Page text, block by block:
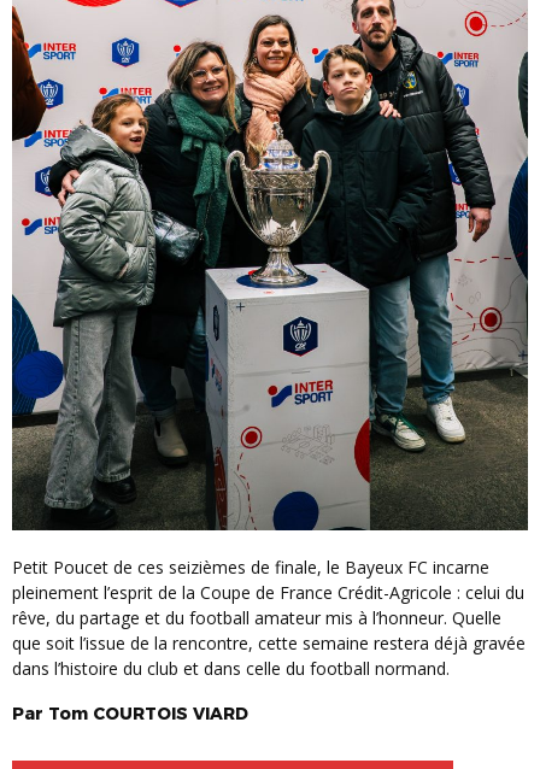
Petit Poucet de ces seizièmes de finale, le Bayeux FC incarne
pleinement l’esprit de la Coupe de France Crédit-Agricole : celui du
rêve, du partage et du football amateur mis à l’honneur. Quelle
que soit l’issue de la rencontre, cette semaine restera déjà gravée
dans l’histoire du club et dans celle du football normand.
Par Tom COURTOIS VIARD